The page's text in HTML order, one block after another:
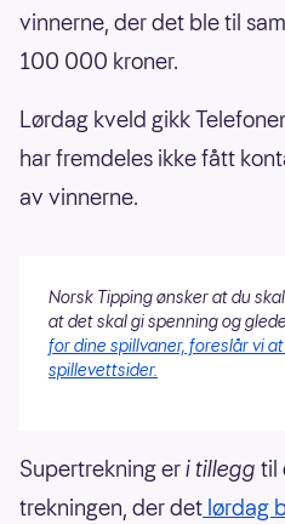
vinnerne, der det ble til
100 000 kroner.
Lørdag kveld gikk
har fremdeles ikke fått
av vinnerne.
Norsk Tipping ønsker at du
at det skal gi spenning og
for dine spillvaner, foreslår vi
spillevettsider.
Supertrekning eri tillegg til
trekningen, der det lørdag